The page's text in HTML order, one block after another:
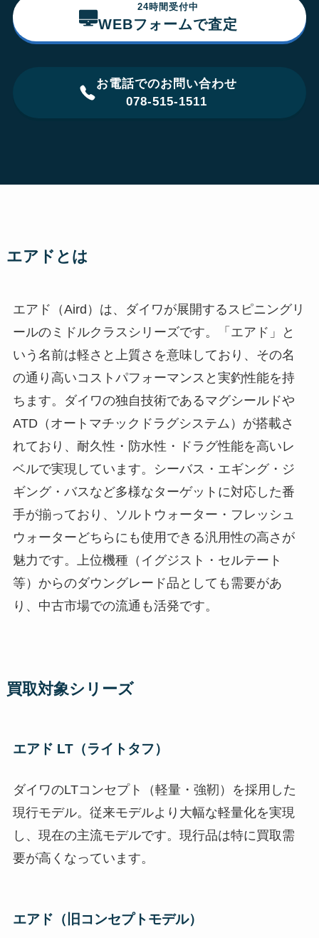
24時間受付中
WEBフォームで査定
お電話でのお問い合わせ
078-515-1511
エアドとは
エアド（Aird）は、ダイワが展開するスピニングリ
ールのミドルクラスシリーズです。「エアド」と
いう名前は軽さと上質さを意味しており、その名
の通り高いコストパフォーマンスと実釣性能を持
ちます。ダイワの独自技術であるマグシールドや
ATD（オートマチックドラグシステム）が搭載さ
れており、耐久性・防水性・ドラグ性能を高いレ
ベルで実現しています。シーバス・エギング・ジ
ギング・バスなど多様なターゲットに対応した番
手が揃っており、ソルトウォーター・フレッシュ
ウォーターどちらにも使用できる汎用性の高さが
魅力です。上位機種（イグジスト・セルテート
等）からのダウングレード品としても需要があ
り、中古市場での流通も活発です。
買取対象シリーズ
エアド LT（ライトタフ）
ダイワのLTコンセプト（軽量・強靭）を採用した
現行モデル。従来モデルより大幅な軽量化を実現
し、現在の主流モデルです。現行品は特に買取需
要が高くなっています。
エアド（旧コンセプトモデル）